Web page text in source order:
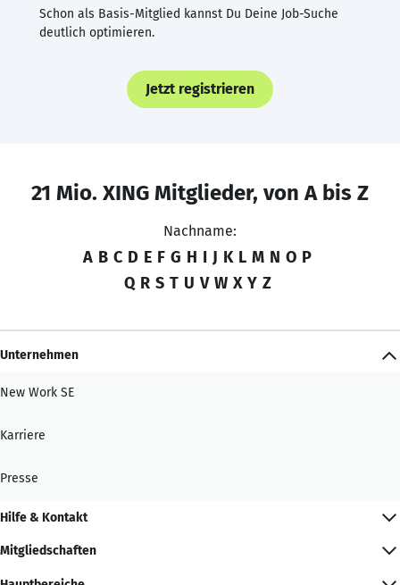
Schon als Basis-Mitglied kannst Du Deine Job-Suche
deutlich optimieren.
Jetzt registrieren
21 Mio. XING Mitglieder, von A bis Z
Nachname:
A B C D E F G H I J K L M N O P
Q R S T U V W X Y Z
Unternehmen
New Work SE
Karriere
Presse
Hilfe & Kontakt
Mitgliedschaften